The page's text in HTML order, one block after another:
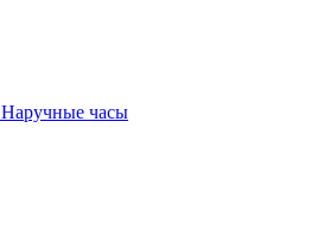
Наручные часы